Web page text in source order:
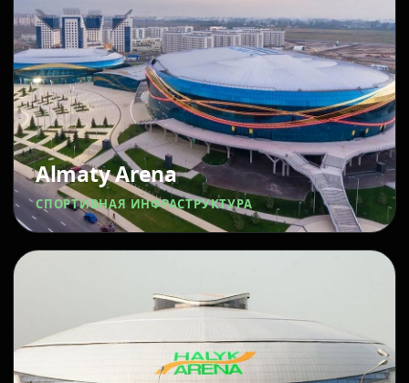
Almaty Arena
СПОРТИВНАЯ ИНФРАСТРУКТУРА